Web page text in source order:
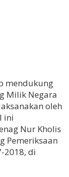
mendukung
Milik Negara
oleh
ini
Nur Kholis
Pemeriksaan
2018, di